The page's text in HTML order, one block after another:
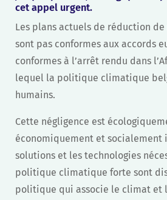
cet appel urgent.
Les plans actuels de réduction de
sont pas conformes aux accords
conformes à l’arrêt rendu dans
lequel la politique climatique
humains.
Cette négligence est
économiquement et socialement
solutions et les technologies
politique climatique forte sont
politique qui associe le climat et